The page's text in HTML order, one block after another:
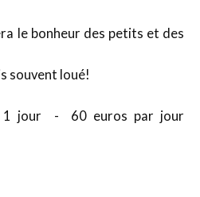
le bonheur des petits et des
souvent loué!
1 jour - 60 euros par jour